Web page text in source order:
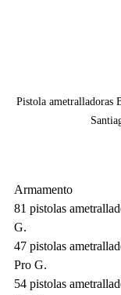
Pistola ametralladoras
Armamento
81 pistolas
G.
47 pistolas
Pro G.
54 pistolas